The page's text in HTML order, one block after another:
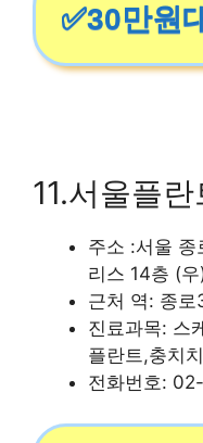
✅30만원
11.서울플
주소 :서울
리스 14층 (
근처 역: 종
진료과목: 스
플란트,충치
전화번호: